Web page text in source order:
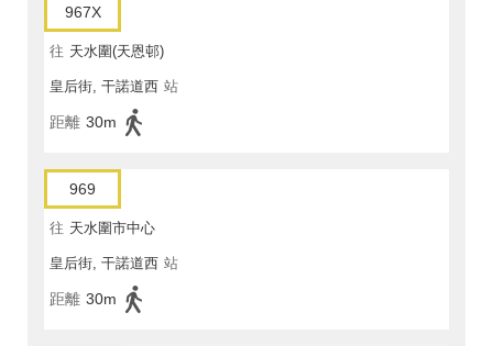
967X
往 天水圍(天恩邨)
皇后街, 干諾道西 站
距離 30m
969
往 天水圍市中心
皇后街, 干諾道西 站
距離 30m